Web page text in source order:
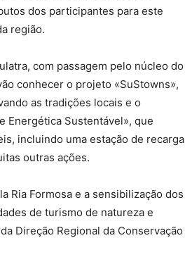
dos participantes para este
região.
com passagem pelo núcleo do
conhecer o projeto «SuStowns»,
as tradições locais e o
Energética Sustentável», que
incluindo uma estação de recarga
outras ações.
Ria Formosa e a sensibilização dos
de turismo de natureza e
Direção Regional da Conservação